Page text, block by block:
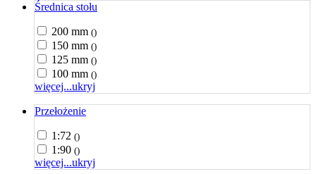
Średnica stołu
200 mm ()
150 mm ()
125 mm ()
100 mm ()
więcej...ukryj
Przełożenie
1:72 ()
1:90 ()
więcej...ukryj